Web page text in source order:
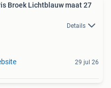
Broek Lichtblauw maat 27
Details
29 jul 26